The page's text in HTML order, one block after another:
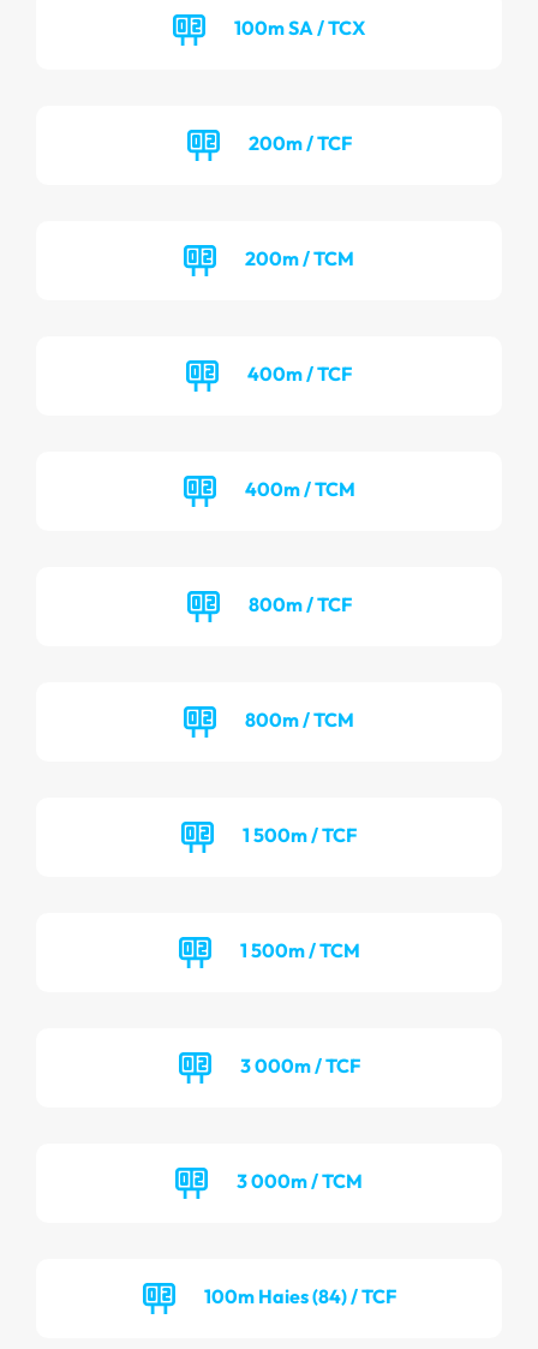
100m SA / TCX
200m / TCF
200m / TCM
400m / TCF
400m / TCM
800m / TCF
800m / TCM
1 500m / TCF
1 500m / TCM
3 000m / TCF
3 000m / TCM
100m Haies (84) / TCF